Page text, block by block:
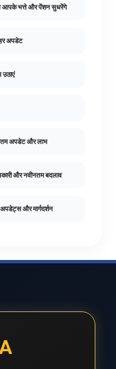
आपके भत्ते और पेंशन सुधरेंगे
अपडेट
उठाएं
अपडेट और लाभ
और नवीनतम बदलाव
और मार्गदर्शन